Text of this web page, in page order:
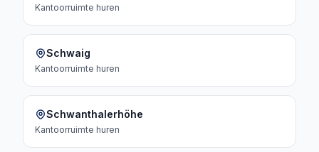
Kantoorruimte huren
Schwaig
Kantoorruimte huren
Schwanthalerhöhe
Kantoorruimte huren